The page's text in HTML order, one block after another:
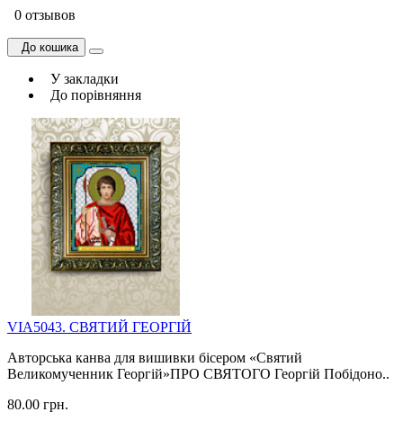
0 отзывов
До кошика
У закладки
До порівняння
VIA5043. СВЯТИЙ ГЕОРГІЙ
Авторська канва для вишивки бісером «Святий
Великомученник Георгій»ПРО СВЯТОГО Георгій Побідоно..
80.00 грн.